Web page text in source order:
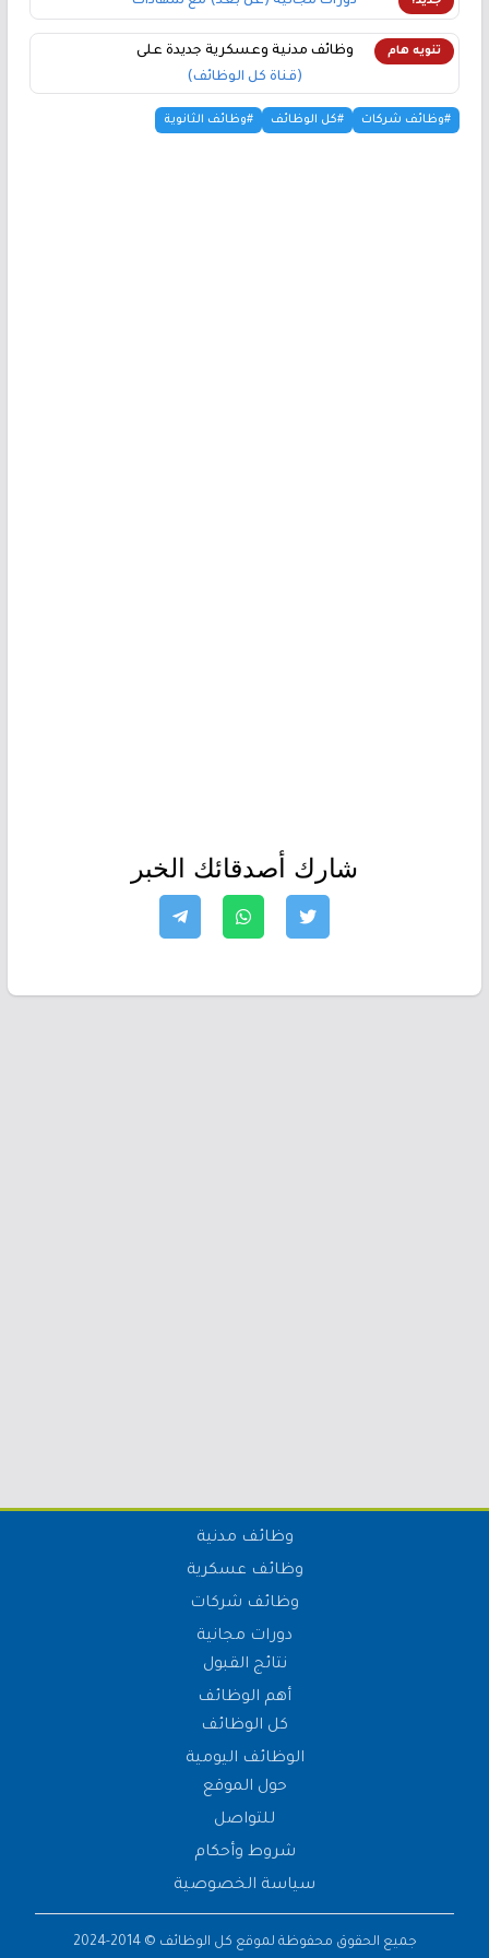
تنويه هام
وظائف مدنية وعسكرية جديدة على
(قناة كل الوظائف)
#وظائف شركات #كل الوظائف #وظائف الثانوية
شارك أصدقائك الخبر
وظائف مدنية
وظائف عسكرية
وظائف شركات
دورات مجانية
نتائج القبول
أهم الوظائف
كل الوظائف
الوظائف اليومية
حول الموقع
للتواصل
شروط وأحكام
سياسة الخصوصية
جميع الحقوق محفوظة لموقع كل الوظائف © 2014-2024